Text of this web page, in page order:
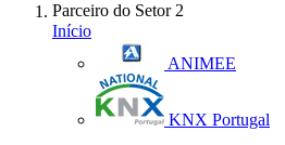
Parceiro do Setor 2
ANIMEE
KNX Portugal
Início